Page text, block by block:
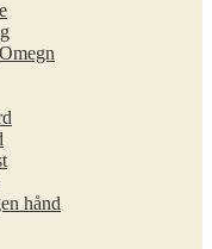
hånd